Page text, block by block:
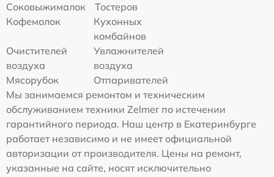
Соковыжималок
Тостеров
Кофемолок
Кухонных
комбайнов
Очистителей
воздуха
Увлажнителей
воздуха
Мясорубок
Отпаривателей
Мы занимаемся ремонтом и техническим
обслуживанием техники Zelmer по истечении
гарантийного периода. Наш центр в Екатеринбурге
работает независимо и не имеет официальной
авторизации от производителя. Цены на ремонт,
указанные на сайте, носят исключительно